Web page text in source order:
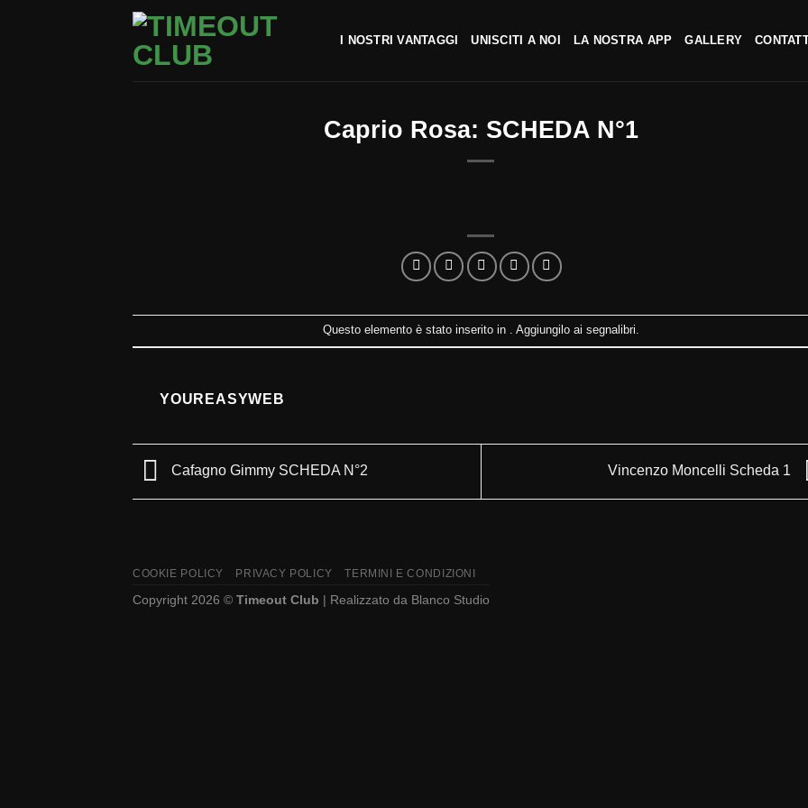
I NOSTRI VANTAGGI UNISCITI A NOI LA NOSTRA APP GALLERY
Caprio Rosa: SCHEDA N°1
Questo elemento è stato inserito in . Aggiungilo ai segnalibri.
YOUREASYWEB
Cafagno Gimmy SCHEDA N°2 Vincenzo Moncelli Scheda 1
COOKIE POLICY PRIVACY POLICY TERMINI E CONDIZIONI
Copyright 2026 © Timeout Club | Realizzato da Blanco Studio